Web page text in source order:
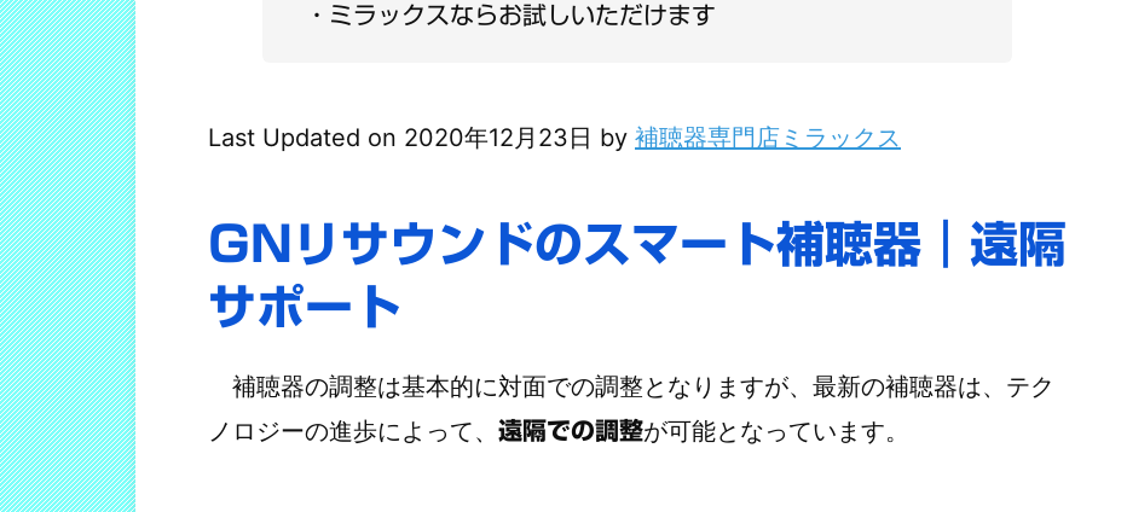
ミラックスならお試しいただけます
Last Updated on 2020年12月23日 by 補聴器専門店ミラックス
GNリサウンドのスマート補聴器｜遠隔
サポート
補聴器の調整は基本的に対面での調整となりますが、最新の補聴器は、テク
ノロジーの進歩によって、 遠隔での調整が可能となっています。